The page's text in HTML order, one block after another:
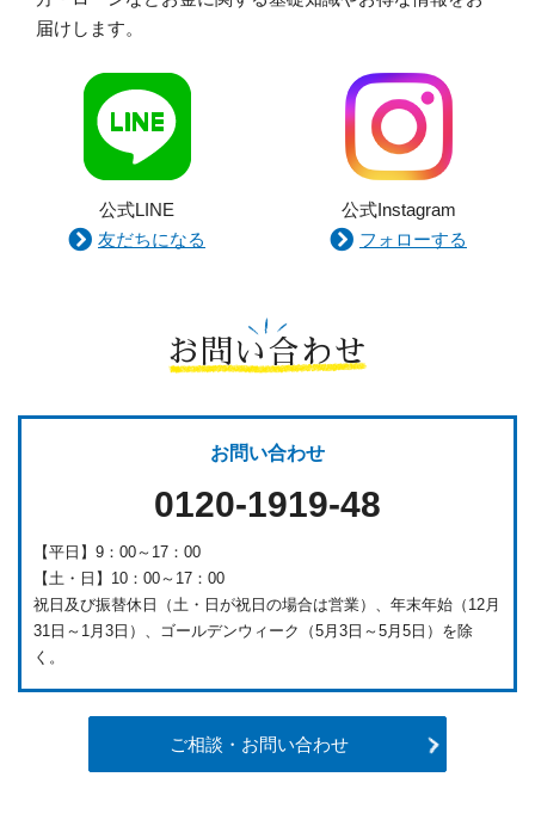
届けします。
公式LINE
友だちになる
公式Instagram
フォローする
お問い合わせ
お問い合わせ
0120-1919-48
【平日】9：00～17：00
【土・日】10：00～17：00
祝日及び振替休日（土・日が祝日の場合は営業）、年末年始（12月
31日～1月3日）、ゴールデンウィーク（5月3日～5月5日）を除
く。
ご相談・お問い合わせ